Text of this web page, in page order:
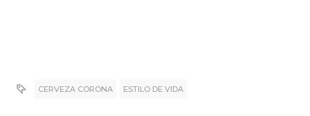
CERVEZA CORONA ESTILO DE VIDA